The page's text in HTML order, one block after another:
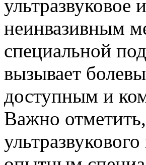
ультразвуковое
неинвазивным
специальной
вызывает
доступным и
Важно